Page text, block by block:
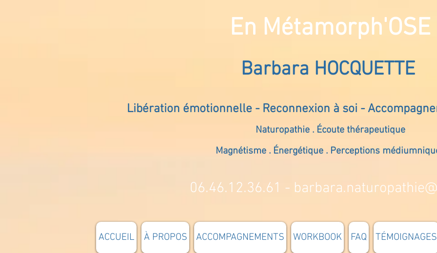
En Métamorph'OSE
Barbara HOCQUETTE
Libération émotionnelle - Reconnexion à soi -
Naturopathie . Écoute thérapeutique
Magnétisme . Énergétique . Perceptions
06.46.12.36.61 -
ACCUEIL À PROPOS ACCOMPAGNEMENTS WORKBOOK FAQ TÉMOIGNAGES